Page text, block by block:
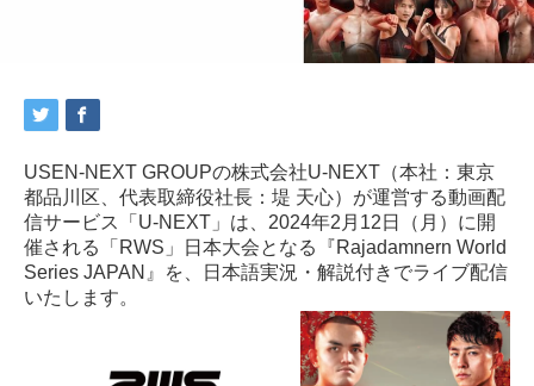
USEN-NEXT GROUPの株式会社U-NEXT（本社：東京
都品川区、代表取締役社長：堤 天心）が運営する動画配
信サービス「U-NEXT」は、2024年2月12日（月）に開
催される「RWS」日本大会となる『Rajadamnern World
Series JAPAN』を、日本語実況・解説付きでライブ配信
いたします。